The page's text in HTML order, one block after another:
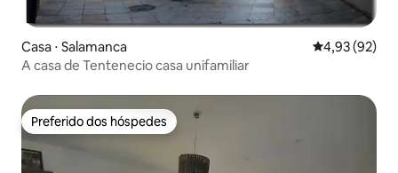
Casa ⋅ Salamanca 4,93 de uma
4,93 (92)
A casa de Tentenecio casa unifamiliar
Preferido dos hóspedes
Preferido dos hóspedes